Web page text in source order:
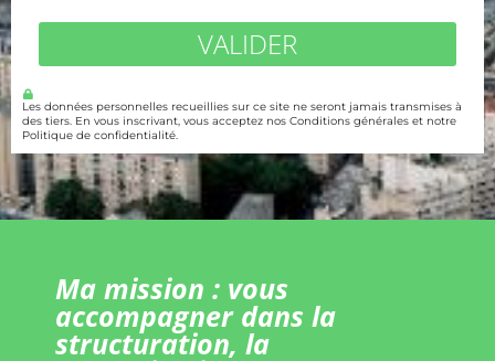
VALIDER
Les données personnelles recueillies sur ce site ne seront jamais transmises à
des tiers. En vous inscrivant, vous acceptez nos Conditions générales et notre
Politique de confidentialité.
Ma mission : vous
accompagner dans la
structuration, la